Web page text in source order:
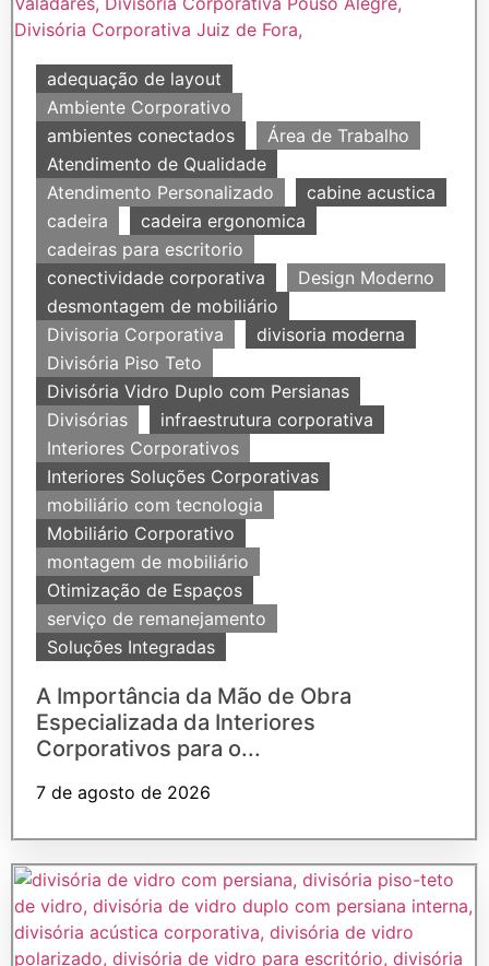
adequação de layout
Ambiente Corporativo
ambientes conectados
Área de Trabalho
Atendimento de Qualidade
Atendimento Personalizado
cabine acustica
cadeira
cadeira ergonomica
cadeiras para escritorio
conectividade corporativa
Design Moderno
desmontagem de mobiliário
Divisoria Corporativa
divisoria moderna
Divisória Piso Teto
Divisória Vidro Duplo com Persianas
Divisórias
infraestrutura corporativa
Interiores Corporativos
Interiores Soluções Corporativas
mobiliário com tecnologia
Mobiliário Corporativo
montagem de mobiliário
Otimização de Espaços
serviço de remanejamento
Soluções Integradas
A Importância da Mão de Obra
Especializada da Interiores
Corporativos para o...
7 de agosto de 2026